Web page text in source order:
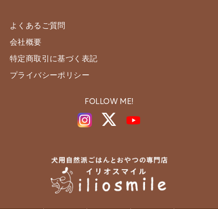
よくあるご質問
会社概要
特定商取引に基づく表記
プライバシーポリシー
FOLLOW ME!